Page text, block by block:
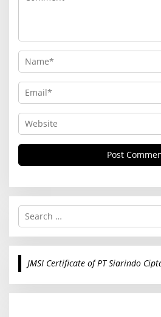
S
r
c
o
JMSI Certificate of PT Siarindo